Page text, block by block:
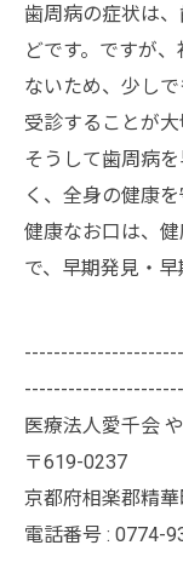
歯周病の症状は
どです。ですが
ないため、少し
受診することが大
そうして歯周病
く、全身の健康を
健康なお口は、
で、早期発見・早
医療法人愛千会
〒619-0237
京都府相楽郡精
電話番号 : 0774-